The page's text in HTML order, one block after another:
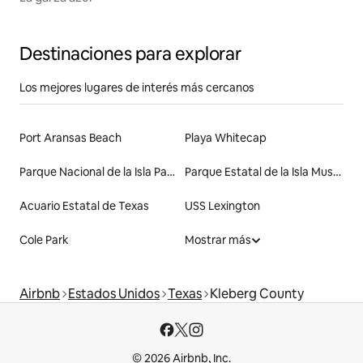
Destinaciones para explorar
Los mejores lugares de interés más cercanos
Port Aransas Beach Playa Whitecap
Parque Nacional de la Isla Padre Parque Estatal de la Isla Mustang
Acuario Estatal de Texas USS Lexington
Cole Park Mostrar más
Airbnb Estados Unidos Texas Kleberg County
© 2026 Airbnb, Inc.